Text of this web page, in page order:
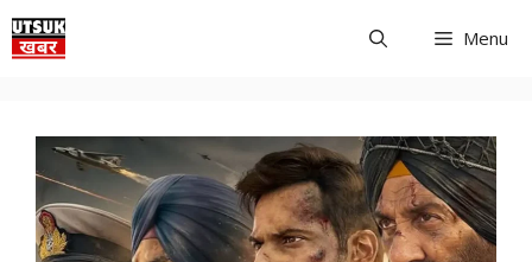
Skip
to
Menu